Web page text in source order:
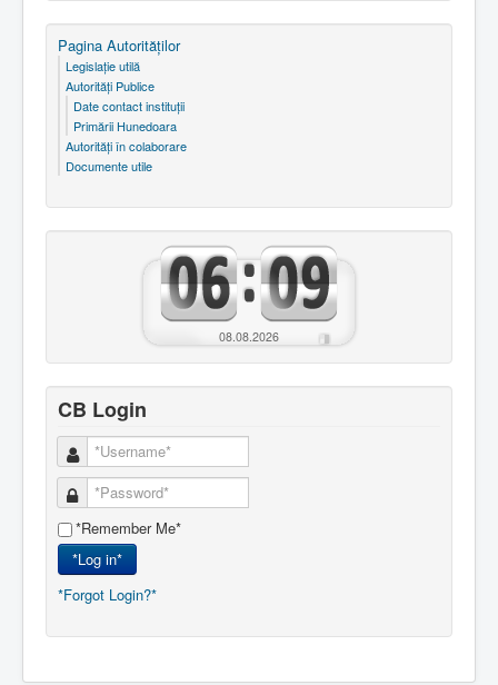
Pagina Autorităţilor
Legislaţie utilă
Autorităţi Publice
Date contact instituţii
Primării Hunedoara
Autorităţi în colaborare
Documente utile
08.08.2026
CB Login
*Remember Me*
*Log in*
*Forgot Login?*